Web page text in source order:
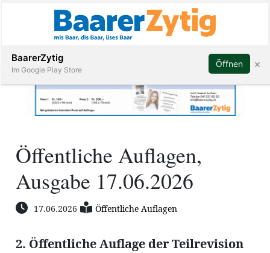
Veranstaltungen
Stellen
Paper
Abonnieren
Öffentliche Auflagen,
Ausgabe 17.06.2026
17.06.2026 Öffentliche Auflagen
2. Öffentliche Auflage der Teilrevision
BaarerZytig
Im Google Play Store
Öffnen ×